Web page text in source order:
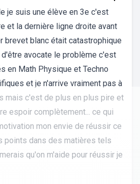
je suis une élève en 3e c'est
et la dernière ligne droite avant
brevet blanc était catastrophique
avocate le problème c'est
en Math Physique et Techno
et je n'arrive vraiment pas à
mais c'est de plus en plus pire et
espoir complètement... ce qui
mon envie de réussir ce
points dans des matières tels
qu'on m'aide pour réussir je